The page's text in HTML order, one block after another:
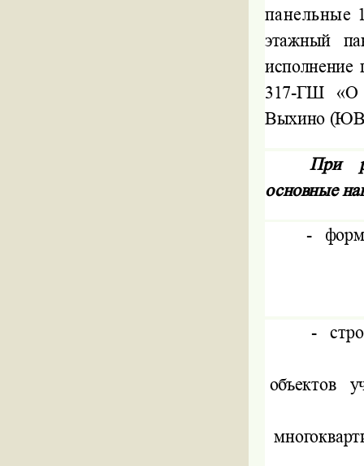
панельные
этажный
исполнение
317-ГШ «О
Выхино
При
основные
-
-
объектов